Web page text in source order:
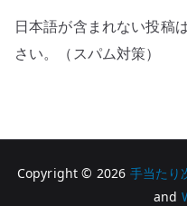
日本語が含まれない投稿
さい。（スパム対策）
Copyright © 2026 手当たり
and